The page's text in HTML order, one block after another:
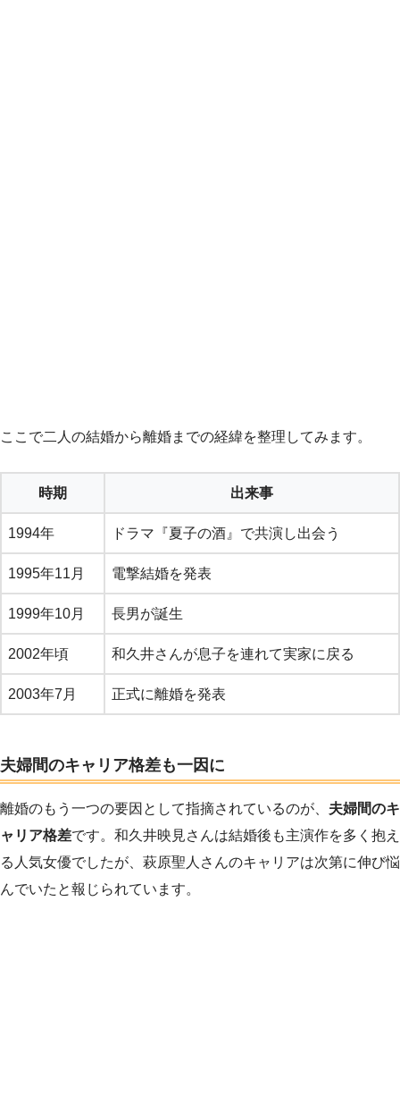
ここで二人の結婚から離婚までの経緯を整理してみます。
時期 出来事
1994年 ドラマ『夏子の酒』で共演し出会う
1995年11月 電撃結婚を発表
1999年10月 長男が誕生
2002年頃 和久井さんが息子を連れて実家に戻る
2003年7月 正式に離婚を発表
夫婦間のキャリア格差も一因に
離婚のもう一つの要因として指摘されているのが、 夫婦間のキ
ャリア格差です。和久井映見さんは結婚後も主演作を多く抱え
る人気女優でしたが、萩原聖人さんのキャリアは次第に伸び悩
んでいたと報じられています。